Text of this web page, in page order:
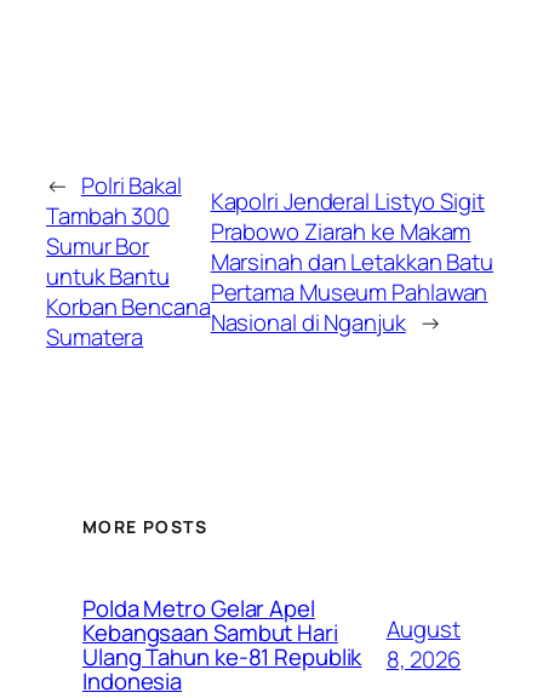
← Polri Bakal
Tambah 300
Sumur Bor
untuk Bantu
Korban Bencana
Sumatera
Kapolri Jenderal Listyo Sigit
Prabowo Ziarah ke Makam
Marsinah dan Letakkan Batu
Pertama Museum Pahlawan
Nasional di Nganjuk →
MORE POSTS
Polda Metro Gelar Apel
Kebangsaan Sambut Hari
Ulang Tahun ke-81 Republik
Indonesia
August
8, 2026